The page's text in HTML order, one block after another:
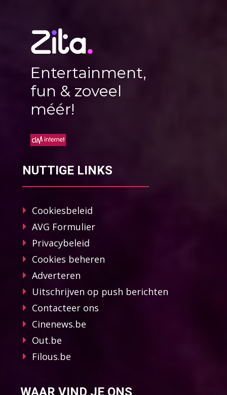
Entertainment,
fun & zoveel
méér!
NUTTIGE LINKS
Cookiesbeleid
AVG Formulier
Privacybeleid
Cookies beheren
Adverteren
Uitschrijven op push berichten
Contacteer ons
Cinenews.be
Out.be
Filous.be
WAAR VIND JE ONS